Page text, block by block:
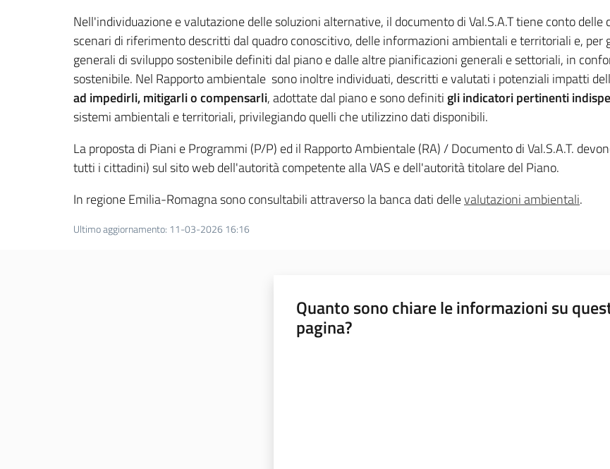
Nell'individuazione e valutazione delle soluzioni alternative, il documento di Val.S.A.T tiene conto
scenari di riferimento descritti dal quadro conoscitivo, delle informazioni ambientali e territoriali e,
generali di sviluppo sostenibile definiti dal piano e dalle altre pianificazioni generali e settoriali, in
sostenibile. Nel Rapporto ambientale sono inoltre individuati, descritti e valutati i potenziali impatti
ad impedirli, mitigarli o compensarli, adottate dal piano e sono definiti gli indicatori pertinenti
sistemi ambientali e territoriali, privilegiando quelli che utilizzino dati disponibili.
La proposta di Piani e Programmi (P/P) ed il Rapporto Ambientale (RA) / Documento di Val.S.A.T.
tutti i cittadini) sul sito web dell'autorità competente alla VAS e dell'autorità titolare del Piano.
In regione Emilia-Romagna sono consultabili attraverso la banca dati dellevalutazioni ambientali.
Ultimo aggiornamento: 11-03-2026 16:16
Quanto sono chiare le informazioni su
pagina?